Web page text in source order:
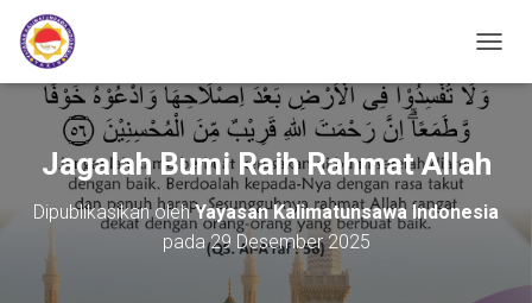
Jagalah Bumi Raih Rahmat Allah
Dipublikasikan olehYayasan Kalimatunsawa Indonesia
pada29 Desember 2025